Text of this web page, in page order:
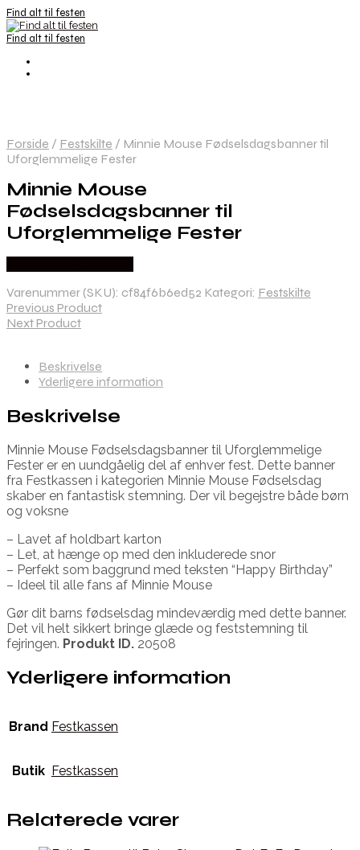
Find alt til festen
Find alt til festen
Forside / Festskilte / Minnie Mouse Fødselsdagsbanner til
Uforglemmelige Fester
Minnie Mouse
Fødselsdagsbanner til
Uforglemmelige Fester
Varenummer (SKU): cf84f6b6ed52 Kategori: Festskilte
Previous Product
Next Product
Beskrivelse
Yderligere information
Beskrivelse
Minnie Mouse Fødselsdagsbanner til Uforglemmelige
Fester er en uundgåelig del af enhver fest. Dette banner
fra Festkassen i kategorien Minnie Mouse Fødselsdag
skaber en fantastisk stemning. Der vil begejstre både børn
og voksne
– Lavet af holdbart karton
– Let, at hænge op med den inkluderede snor
– Perfekt som baggrund med teksten “Happy Birthday”
– Ideel til alle fans af Minnie Mouse
Gør dit barns fødselsdag mindeværdig med dette banner.
Det vil helt sikkert bringe glæde og feststemning til
fejringen. Produkt ID. 20508
Yderligere information
Brand Festkassen
Butik Festkassen
Relaterede varer